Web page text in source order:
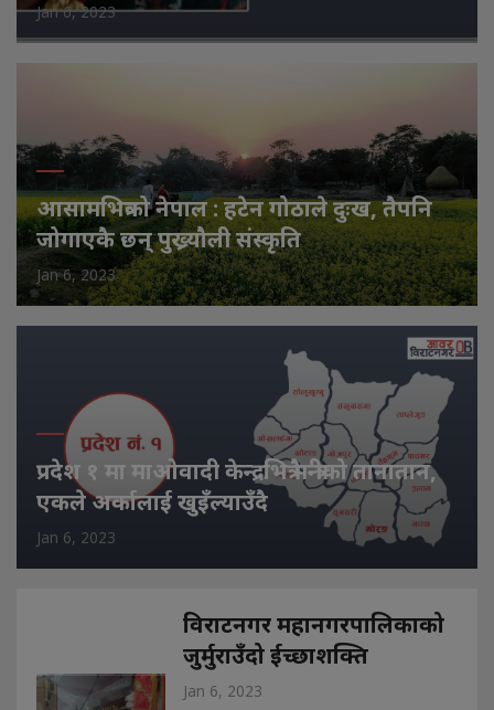
Jan 6, 2023
आसामभित्रको नेपाल : हटेन गोठाले दुःख, तैपनि
जोगाएकै छन् पुख्र्यौली संस्कृति
Jan 6, 2023
प्रदेश १ मा माओवादी केन्द्रभित्रै मन्त्रीको तानातान,
एकले अर्कालाई खुइँल्याउँदै
Jan 6, 2023
विराटनगर महानगरपालिकाको
जुर्मुराउँदो ईच्छाशक्ति
Jan 6, 2023